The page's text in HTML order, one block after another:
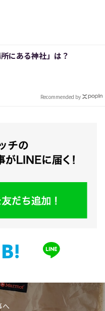
にある神社」は？
Recommended by
へ